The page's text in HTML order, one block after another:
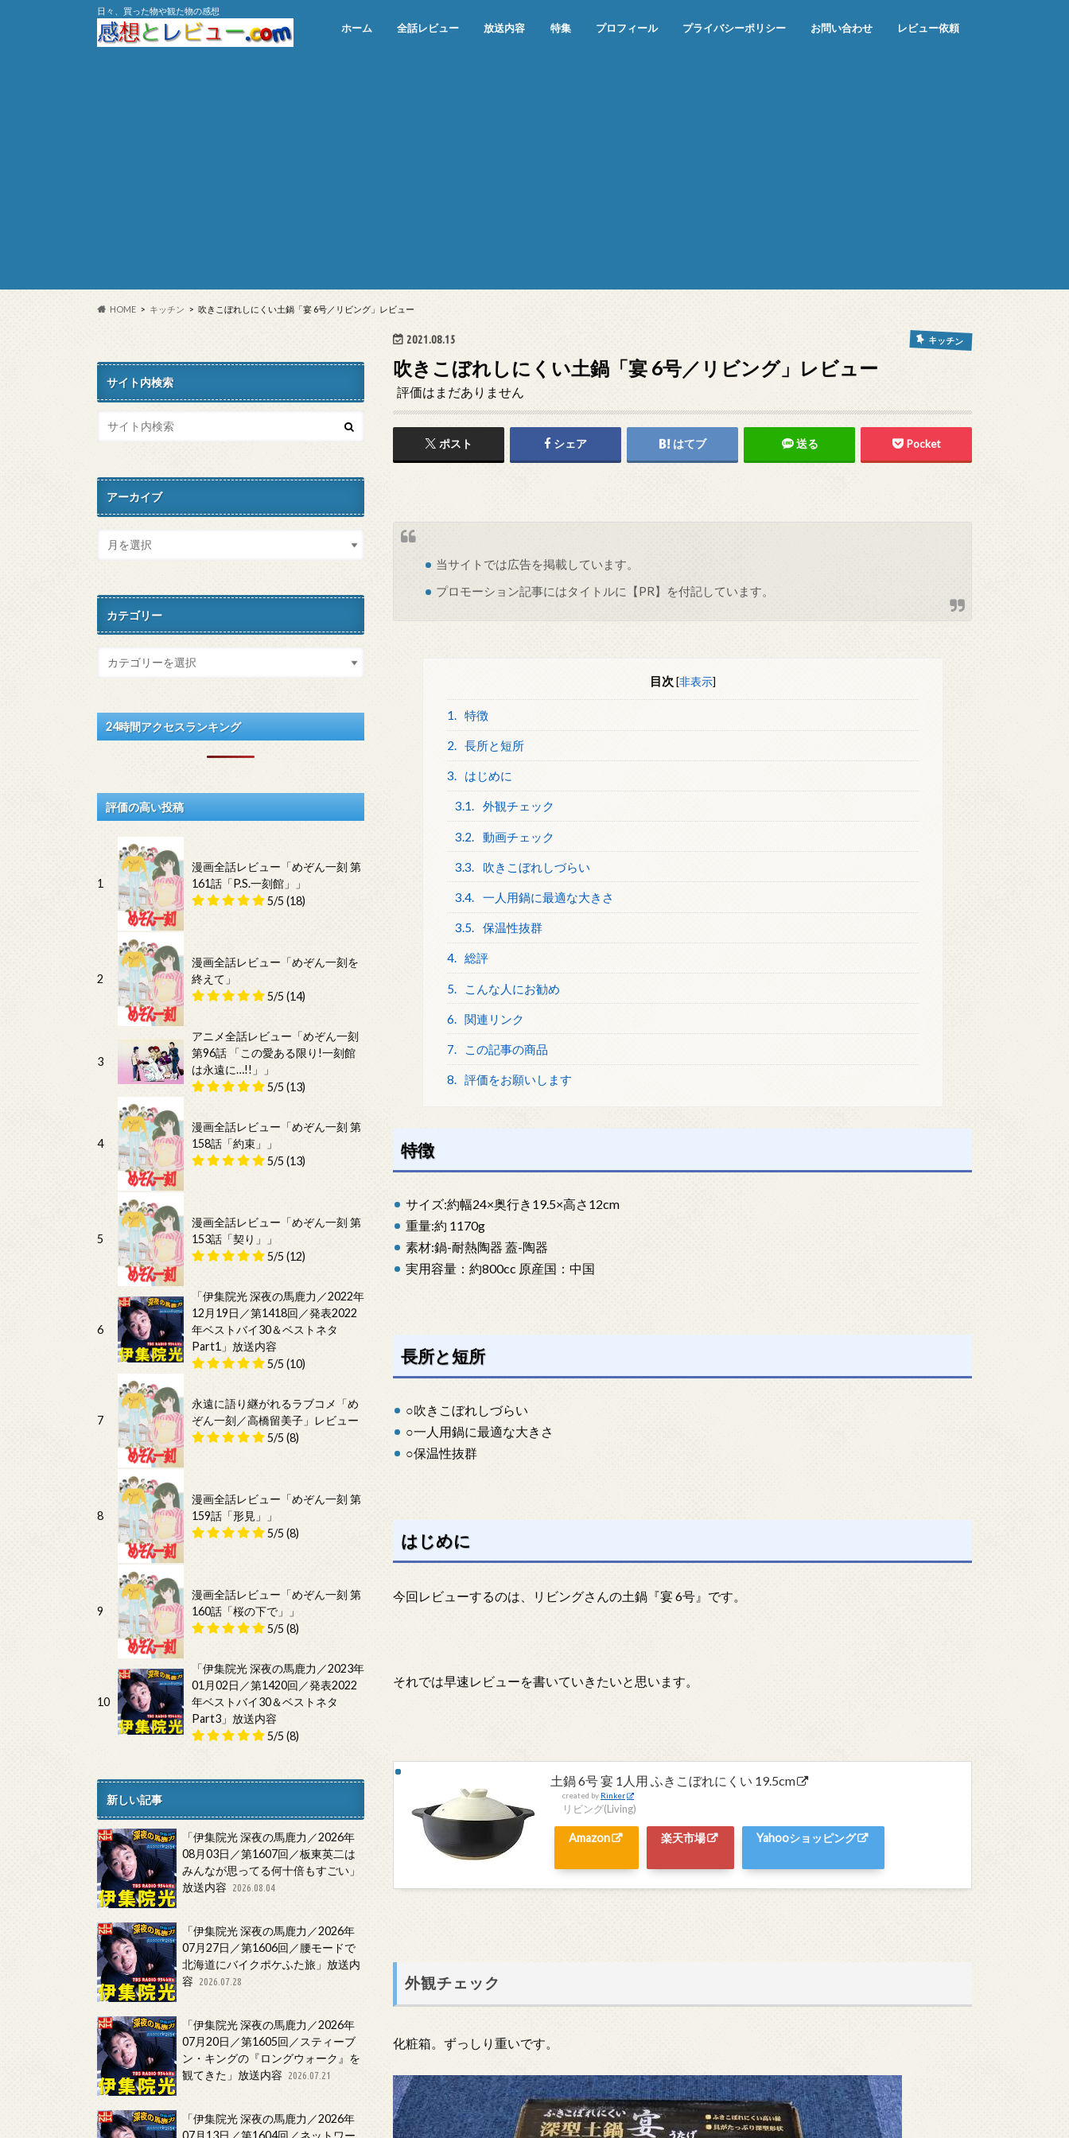
日々、買った物や観た物の感想
ホーム 全話レビュー 放送内容 特集 プロフィール プライバシーポリシー お問い合わせ レビュー依頼
HOME キッチン 吹きこぼれしにくい土鍋「宴 6号／リビング」レビュー
2021.08.15 キッチン
吹きこぼれしにくい土鍋「宴 6号／リビング」レビュー
評価はまだありません
ポスト シェア はてブ 送る Pocket
当サイトでは広告を掲載しています。
プロモーション記事にはタイトルに【PR】を付記しています。
目次 [非表示]
1. 特徴
2. 長所と短所
3. はじめに
3.1. 外観チェック
3.2. 動画チェック
3.3. 吹きこぼれしづらい
3.4. 一人用鍋に最適な大きさ
3.5. 保温性抜群
4. 総評
5. こんな人にお勧め
6. 関連リンク
7. この記事の商品
8. 評価をお願いします
特徴
サイズ:約幅24×奥行き19.5×高さ12cm
重量:約 1170g
素材:鍋-耐熱陶器 蓋-陶器
実用容量：約800cc 原産国：中国
長所と短所
○吹きこぼれしづらい
○一人用鍋に最適な大きさ
○保温性抜群
はじめに
今回レビューするのは、リビングさんの土鍋『宴 6号』です。
それでは早速レビューを書いていきたいと思います。
土鍋 6号 宴 1人用 ふきこぼれにくい 19.5cm
created by Rinker
リビング(Living)
Amazon 楽天市場 Yahooショッピング
外観チェック
化粧箱。ずっしり重いです。
サイト内検索
アーカイブ
カテゴリー
24時間アクセスランキング
評価の高い投稿
1
漫画全話レビュー「めぞん一刻 第
161話「P.S.一刻館」」
5/5 (18)
2
漫画全話レビュー「めぞん一刻を
終えて」
5/5 (14)
3
アニメ全話レビュー「めぞん一刻
第96話 「この愛ある限り!一刻館
は永遠に…!!」」
5/5 (13)
4
漫画全話レビュー「めぞん一刻 第
158話「約束」」
5/5 (13)
5
漫画全話レビュー「めぞん一刻 第
153話「契り」」
5/5 (12)
6
「伊集院光 深夜の馬鹿力／2022年
12月19日／第1418回／発表2022
年ベストバイ30＆ベストネタ
Part1」放送内容
5/5 (10)
7
永遠に語り継がれるラブコメ「め
ぞん一刻／高橋留美子」レビュー
5/5 (8)
8
漫画全話レビュー「めぞん一刻 第
159話「形見」」
5/5 (8)
9
漫画全話レビュー「めぞん一刻 第
160話「桜の下で」」
5/5 (8)
10
「伊集院光 深夜の馬鹿力／2023年
01月02日／第1420回／発表2022
年ベストバイ30＆ベストネタ
Part3」放送内容
5/5 (8)
新しい記事
「伊集院光 深夜の馬鹿力／2026年
08月03日／第1607回／板東英二は
みんなが思ってる何十倍もすごい」
放送内容
2026.08.04
「伊集院光 深夜の馬鹿力／2026年
07月27日／第1606回／腰モードで
北海道にバイクポケふた旅」放送内
容
2026.07.28
「伊集院光 深夜の馬鹿力／2026年
07月20日／第1605回／スティーブ
ン・キングの『ロングウォーク』を
観てきた」放送内容
2026.07.21
「伊集院光 深夜の馬鹿力／2026年
07月13日／第1604回／ネットワー